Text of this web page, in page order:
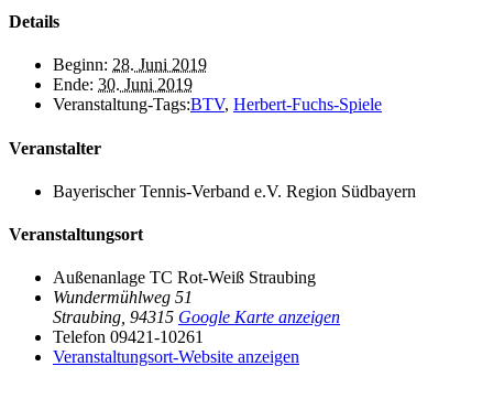
Details
Beginn: 28. Juni 2019
Ende: 30. Juni 2019
Veranstaltung-Tags:BTV, Herbert-Fuchs-Spiele
Veranstalter
Bayerischer Tennis-Verband e.V. Region Südbayern
Veranstaltungsort
Außenanlage TC Rot-Weiß Straubing
Wundermühlweg 51
Straubing 94315 Google Karte anzeigen
Telefon 09421-10261
Veranstaltungsort-Website anzeigen